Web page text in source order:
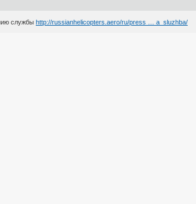
службыhttp://russianhelicopters.aero/ru/press … a_sluzhba/